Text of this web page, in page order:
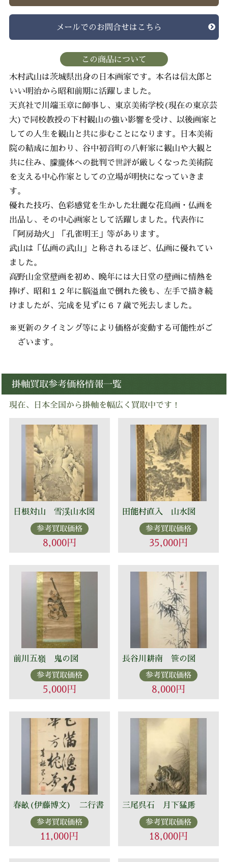
メールでのお問合せはこちら
この商品について
木村武山は茨城県出身の日本画家です。本名は信太郎と
いい明治から昭和前期に活躍しました。
天真社で川端玉章に師事し、東京美術学校(現在の東京芸
大)で同校教授の下村観山の強い影響を受け、以後画家と
しての人生を観山と共に歩むことになります。日本美術
院の結成に加わり、谷中初音町の八軒家に観山や大観と
共に住み、朦朧体への批判で世評が厳しくなった美術院
を支える中心作家としての立場が明快になっていきま
す。
優れた技巧、色彩感覚を生かした壮麗な花鳥画・仏画を
出品し、その中心画家として活躍しました。代表作に
「阿房劫火」「孔雀明王」等があります。
武山は「仏画の武山」と称されるほど、仏画に優れてい
ました。
高野山金堂壁画を初め、晩年には大日堂の壁画に情熱を
捧げ、昭和１２年に脳溢血で倒れた後も、左手で描き続
けましたが、完成を見ずに６７歳で死去しました。
※更新のタイミング等により価格が変動する可能性がご
ざいます。
掛軸買取参考価格情報一覧
現在、日本全国から掛軸を幅広く買取中です！
日根対山 雪渓山水図
参考買取価格
8,000円
田能村直入 山水図
参考買取価格
35,000円
前川五嶺 鬼の図
参考買取価格
5,000円
長谷川耕南 笹の図
参考買取価格
8,000円
春畝(伊藤博文) 二行書
参考買取価格
11,000円
三尾呉石 月下猛乕
参考買取価格
18,000円